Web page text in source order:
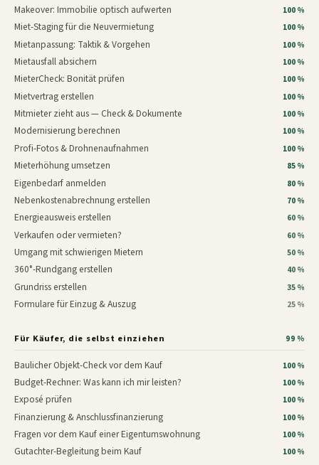
Makeover: Immobilie optisch aufwerten 100 %
Miet-Staging für die Neuvermietung 100 %
Mietanpassung: Taktik & Vorgehen 100 %
Mietausfall absichern 100 %
MieterCheck: Bonität prüfen 100 %
Mietvertrag erstellen 100 %
Mitmieter zieht aus — Check & Dokumente 100 %
Modernisierung berechnen 100 %
Profi-Fotos & Drohnenaufnahmen 100 %
Mieterhöhung umsetzen 85 %
Eigenbedarf anmelden 80 %
Nebenkostenabrechnung erstellen 70 %
Energieausweis erstellen 60 %
Verkaufen oder vermieten? 60 %
Umgang mit schwierigen Mietern 50 %
360°-Rundgang erstellen 40 %
Grundriss erstellen 35 %
Formulare für Einzug & Auszug 25 %
Für Käufer, die selbst einziehen 99 %
Baulicher Objekt-Check vor dem Kauf 100 %
Budget-Rechner: Was kann ich mir leisten? 100 %
Exposé prüfen 100 %
Finanzierung & Anschlussfinanzierung 100 %
Fragen vor dem Kauf einer Eigentumswohnung 100 %
Gutachter-Begleitung beim Kauf 100 %